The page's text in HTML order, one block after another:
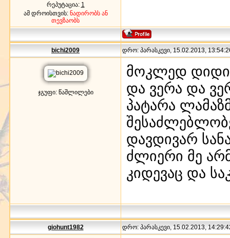
რეპუტაცია: 1
ამ დროისთვის: ნადირობს ან
თევზაობს
bichi2009 დრო: პარასკევი, 15.02.2013,
ჯგუფი: წაშლილები
მოკლედ
და ვერა და
პატარა
დავდივარ
ძლიერი მე
კიდევაც და
giohunt1982 დრო: პარასკევი, 15.02.2013,